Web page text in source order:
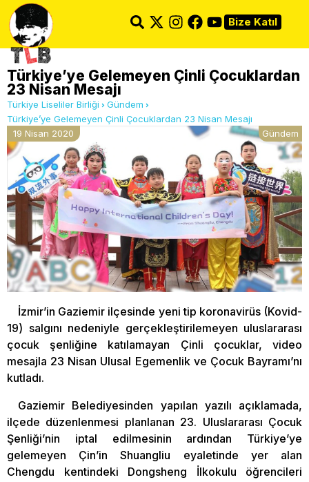
Bize Katıl
Türkiye’ye Gelemeyen Çinli Çocuklardan
23 Nisan Mesajı
Türkiye Liseliler Birliği
Gündem
Türkiye’ye Gelemeyen Çinli Çocuklardan 23 Nisan Mesajı
19 Nisan 2020
Gündem
İzmir’in Gaziemir ilçesinde yeni tip koronavirüs (Kovid-
19) salgını nedeniyle gerçekleştirilemeyen uluslararası
çocuk şenliğine katılamayan Çinli çocuklar, video
mesajla 23 Nisan Ulusal Egemenlik ve Çocuk Bayramı’nı
kutladı.
Gaziemir Belediyesinden yapılan yazılı açıklamada,
ilçede düzenlenmesi planlanan 23. Uluslararası Çocuk
Şenliği’nin iptal edilmesinin ardından Türkiye’ye
gelemeyen Çin’in Shuangliu eyaletinde yer alan
Chengdu kentindeki Dongsheng İlkokulu öğrencileri